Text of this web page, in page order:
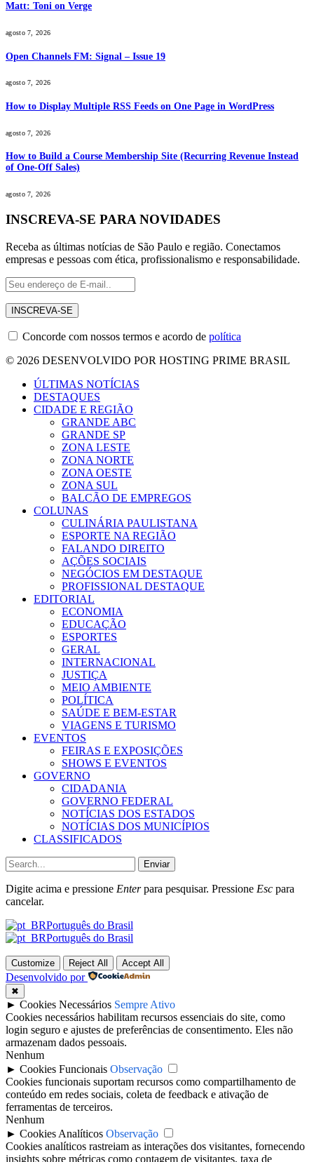
Matt: Toni on Verge
agosto 7, 2026
Open Channels FM: Signal – Issue 19
agosto 7, 2026
How to Display Multiple RSS Feeds on One Page in WordPress
agosto 7, 2026
How to Build a Course Membership Site (Recurring Revenue Instead
of One-Off Sales)
agosto 7, 2026
INSCREVA-SE PARA NOVIDADES
Receba as últimas notícias de São Paulo e região. Conectamos
empresas e pessoas com ética, profissionalismo e responsabilidade.
Concorde com nossos termos e acordo de política
© 2026 DESENVOLVIDO POR HOSTING PRIME BRASIL
ÚLTIMAS NOTÍCIAS
DESTAQUES
CIDADE E REGIÃO
GRANDE ABC
GRANDE SP
ZONA LESTE
ZONA NORTE
ZONA OESTE
ZONA SUL
BALCÃO DE EMPREGOS
COLUNAS
CULINÁRIA PAULISTANA
ESPORTE NA REGIÃO
FALANDO DIREITO
AÇÕES SOCIAIS
NEGÓCIOS EM DESTAQUE
PROFISSIONAL DESTAQUE
EDITORIAL
ECONOMIA
EDUCAÇÃO
ESPORTES
GERAL
INTERNACIONAL
JUSTIÇA
MEIO AMBIENTE
POLÍTICA
SAÚDE E BEM-ESTAR
VIAGENS E TURISMO
EVENTOS
FEIRAS E EXPOSIÇÕES
SHOWS E EVENTOS
GOVERNO
CIDADANIA
GOVERNO FEDERAL
NOTÍCIAS DOS ESTADOS
NOTÍCIAS DOS MUNICÍPIOS
CLASSIFICADOS
Enviar
Digite acima e pressione Enterpara pesquisar. Pressione Esc para
cancelar.
Português do Brasil
Português do Brasil
Customize Reject All Accept All
Desenvolvido por
✖
► Cookies Necessários Sempre Ativo
Cookies necessários habilitam recursos essenciais do site, como
login seguro e ajustes de preferências de consentimento. Eles não
armazenam dados pessoais.
Nenhum
► Cookies Funcionais Observação
Cookies funcionais suportam recursos como compartilhamento de
conteúdo em redes sociais, coleta de feedback e ativação de
ferramentas de terceiros.
Nenhum
► Cookies Analíticos Observação
Cookies analíticos rastreiam as interações dos visitantes, fornecendo
insights sobre métricas como contagem de visitantes, taxa de